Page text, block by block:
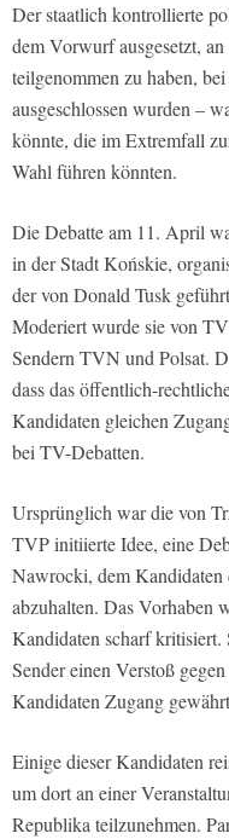
Der staatlich kontrollierte
dem Vorwurf ausgesetzt,
teilgenommen zu haben,
ausgeschlossen wurden –
könnte, die im Extremfall
Wahl führen könnten.
Die Debatte am 11. April
in der Stadt Końskie,
der von Donald Tusk
Moderiert wurde sie von
Sendern TVN und Polsat.
dass das öffentlich-
Kandidaten gleichen
bei TV-Debatten.
Ursprünglich war die von
TVP initiierte Idee, eine
Nawrocki, dem Kandidaten
abzuhalten. Das Vorhaben
Kandidaten scharf
Sender einen Verstoß
Kandidaten Zugang
Einige dieser Kandidaten
um dort an einer
Republika teilzunehmen.